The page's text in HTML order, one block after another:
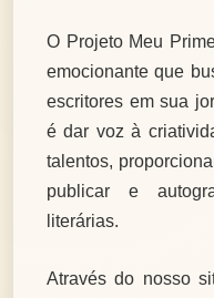
O Projeto Meu
emocionante que
escritores em sua
é dar voz à
talentos,
publicar e
literárias.
Através do nosso